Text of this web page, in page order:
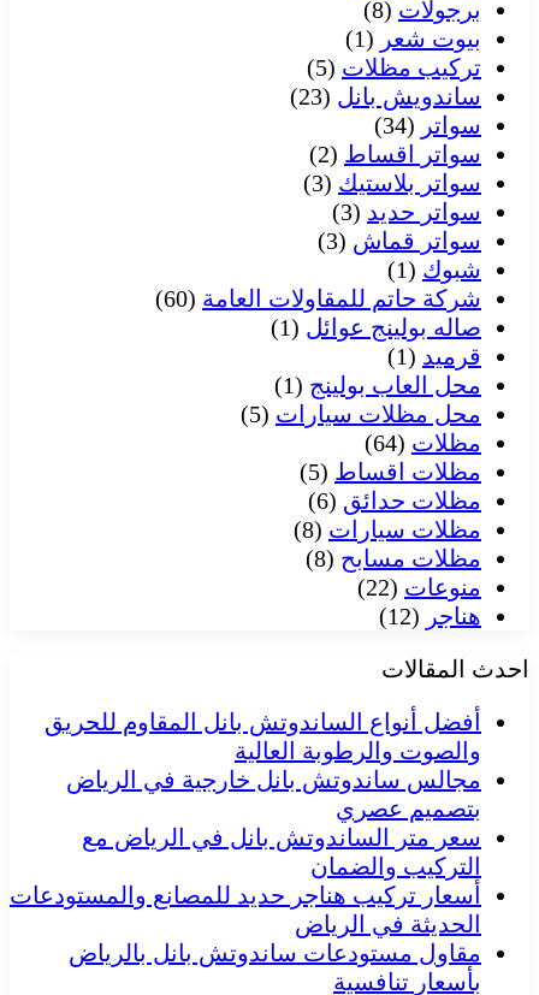
برجولات (8)
بيوت شعر (1)
تركيب مظلات (5)
ساندويش بانل (23)
سواتر (34)
سواتر اقساط (2)
سواتر بلاستيك (3)
سواتر حديد (3)
سواتر قماش (3)
شبوك (1)
شركة حاتم للمقاولات العامة (60)
صاله بولينج عوائل (1)
قرميد (1)
محل العاب بولينج (1)
محل مظلات سيارات (5)
مظلات (64)
مظلات اقساط (5)
مظلات حدائق (6)
مظلات سيارات (8)
مظلات مسابح (8)
منوعات (22)
هناجر (12)
احدث المقالات
أفضل أنواع الساندوتش بانل المقاوم للحريق
والصوت والرطوبة العالية
مجالس ساندوتش بانل خارجية في الرياض
بتصميم عصري
سعر متر الساندوتش بانل في الرياض مع
التركيب والضمان
أسعار تركيب هناجر حديد للمصانع والمستودعات
الحديثة في الرياض
مقاول مستودعات ساندوتش بانل بالرياض
بأسعار تنافسية